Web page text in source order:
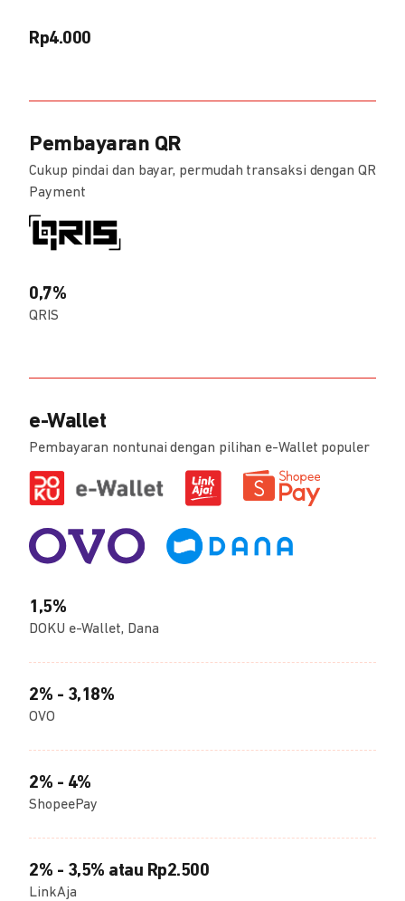
Rp4.000
Pembayaran QR
Cukup pindai dan bayar, permudah transaksi dengan QR
Payment
0,7%
QRIS
e-Wallet
Pembayaran nontunai dengan pilihan e-Wallet populer
1,5%
DOKU e-Wallet, Dana
2% - 3,18%
OVO
2% - 4%
ShopeePay
2% - 3,5% atau Rp2.500
LinkAja